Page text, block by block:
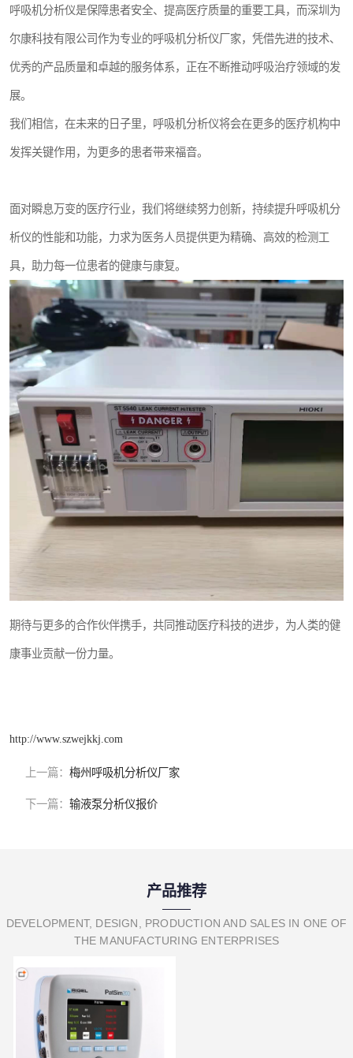
呼吸机分析仪是保障患者安全、提高医疗质量的重要工具，而深圳为
尔康科技有限公司作为专业的呼吸机分析仪厂家，凭借先进的技术、
优秀的产品质量和卓越的服务体系，正在不断推动呼吸治疗领域的发
展。
我们相信，在未来的日子里，呼吸机分析仪将会在更多的医疗机构中
发挥关键作用，为更多的患者带来福音。
面对瞬息万变的医疗行业，我们将继续努力创新，持续提升呼吸机分
析仪的性能和功能，力求为医务人员提供更为精确、高效的检测工
具，助力每一位患者的健康与康复。
期待与更多的合作伙伴携手，共同推动医疗科技的进步，为人类的健
康事业贡献一份力量。
http://www.szwejkkj.com
上一篇： 梅州呼吸机分析仪厂家
下一篇： 输液泵分析仪报价
产品推荐
DEVELOPMENT, DESIGN, PRODUCTION AND SALES IN ONE OF
THE MANUFACTURING ENTERPRISES